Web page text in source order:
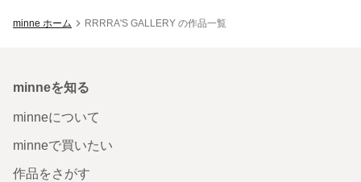
minne ホーム RRRRA'S GALLERY の作品一覧
minneを知る
minneについて
minneで買いたい
作品をさがす